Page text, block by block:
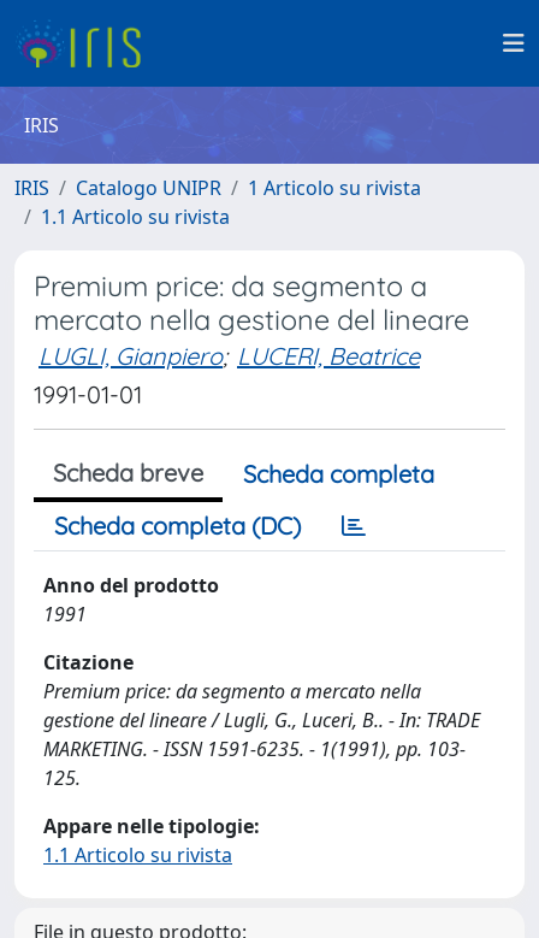
IRIS
IRIS Catalogo UNIPR
1 Articolo su rivista
1.1 Articolo su rivista
­Premium price: da segmento a
mercato nella gestione del lineare
LUGLI, Gianpiero; LUCERI, Beatrice
1991-01-01
Scheda breve
Scheda completa
Scheda completa (DC)
Anno del prodotto
1991
Citazione
­Premium price: da segmento a mercato nella
gestione del lineare / Lugli, G., Luceri, B.. - In: TRADE
MARKETING. - ISSN 1591-6235. - 1(1991), pp. 103-
125.
Appare nelle tipologie:
1.1 Articolo su rivista
File in questo prodotto: